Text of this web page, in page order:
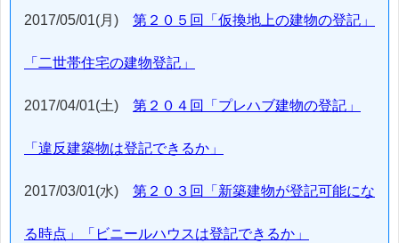
2017/05/01(月) 第２０５回「仮換地上の建物の登記」
「二世帯住宅の建物登記」
2017/04/01(土) 第２０４回「プレハブ建物の登記」
「違反建築物は登記できるか」
2017/03/01(水) 第２０３回「新築建物が登記可能にな
る時点」「ビニールハウスは登記できるか」